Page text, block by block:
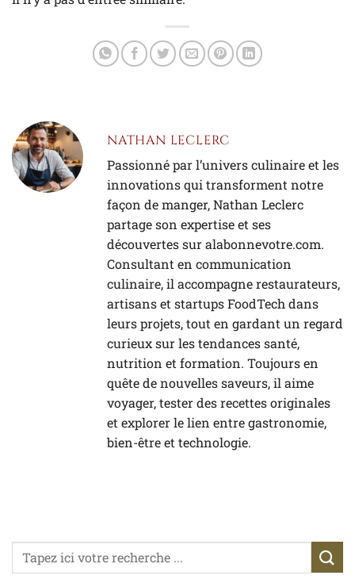
NATHAN LECLERC
Passionné par l’univers culinaire et les
innovations qui transforment notre
façon de manger, Nathan Leclerc
partage son expertise et ses
découvertes sur alabonnevotre.com.
Consultant en communication
culinaire, il accompagne restaurateurs,
artisans et startups FoodTech dans
leurs projets, tout en gardant un regard
curieux sur les tendances santé,
nutrition et formation. Toujours en
quête de nouvelles saveurs, il aime
voyager, tester des recettes originales
et explorer le lien entre gastronomie,
bien-être et technologie.